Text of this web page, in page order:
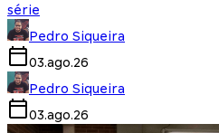
série
Pedro Siqueira
03.ago.26
Pedro Siqueira
03.ago.26